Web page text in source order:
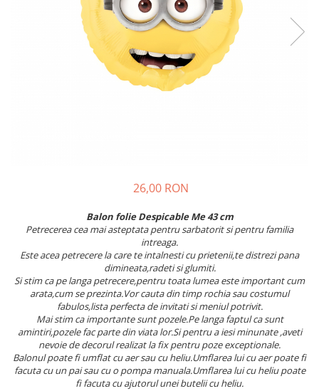
Meniuri & nr de BOTEZ
Plicuri si cartoane pentru INVITATII
TAVA pentru MOT
Pahare Miri & Nasi
Inmormatare/pomana
Meniuri pentru NUNTA
26,00 RON
Balon folie Despicable Me 43 cm
Petrecerea cea mai asteptata pentru sarbatorit si pentru familia
intreaga.
Este acea petrecere la care te intalnesti cu prietenii,te distrezi pana
dimineata,radeti si glumiti.
Si stim ca pe langa petrecere,pentru toata lumea este important cum
arata,cum se prezinta.Vor cauta din timp rochia sau costumul
fabulos,lista perfecta de invitati si meniul potrivit.
Mai stim ca importante sunt pozele.Pe langa faptul ca sunt
amintiri,pozele fac parte din viata lor.Si pentru a iesi minunate ,aveti
nevoie de decorul realizat la fix pentru poze exceptionale.
Balonul poate fi umflat cu aer sau cu heliu.Umflarea lui cu aer poate fi
facuta cu un pai sau cu o pompa manuala.Umflarea lui cu heliu poate
fi facuta cu ajutorul unei butelii cu heliu.